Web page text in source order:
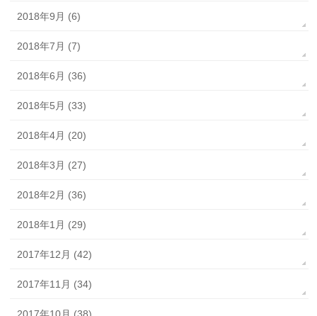
2018年9月 (6)
2018年7月 (7)
2018年6月 (36)
2018年5月 (33)
2018年4月 (20)
2018年3月 (27)
2018年2月 (36)
2018年1月 (29)
2017年12月 (42)
2017年11月 (34)